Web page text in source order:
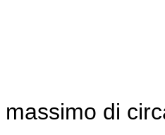
massimo di